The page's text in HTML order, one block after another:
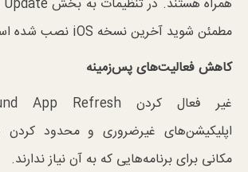
مطمئن شوید آخرین نسخه iOS نصب شده است.
کاهش فعالیت‌های پس‌زمینه
اپلیکیشن‌های غیرضروری و محدود
مکانی برای برنامه‌هایی که به آن نیاز ندارند.